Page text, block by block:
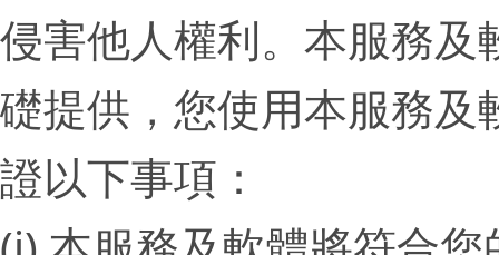
侵害他人權利。本服務
礎提供，您使用本服務
證以下事項：